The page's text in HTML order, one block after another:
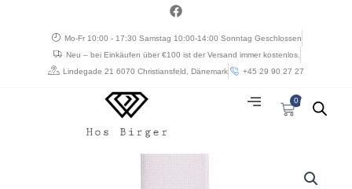
a
e
o
o
Mo-Fr 10:00 - 17:30 Samstag 10:00-14:00 Sonntag Geschlossen
Neu – bei Einkäufen über €100 ist der Versand immer kostenlos.
Lindegade 21 6070 Christiansfeld, Dänemark
+45 29 90 27 27
0
Warenkorb